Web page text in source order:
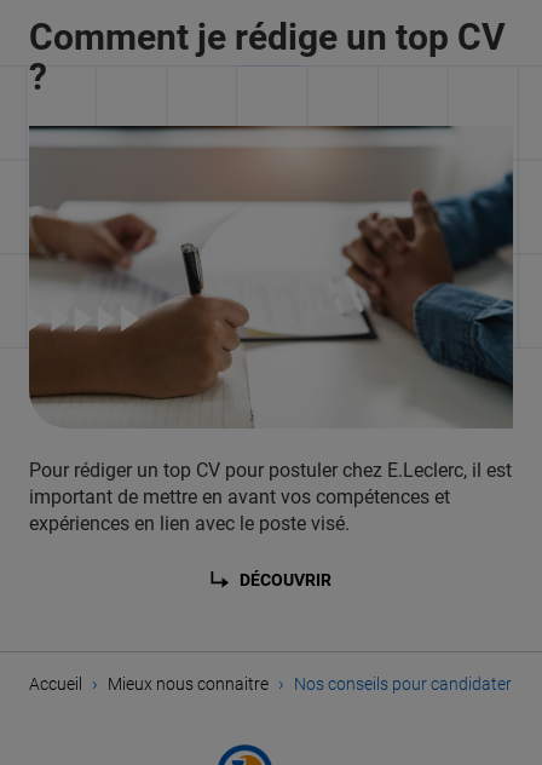
Comment je rédige un top CV
?
Pour rédiger un top CV pour postuler chez E.Leclerc, il est
important de mettre en avant vos compétences et
expériences en lien avec le poste visé.
DÉCOUVRIR
Accueil › Mieux nous connaitre › Nos conseils pour candidater